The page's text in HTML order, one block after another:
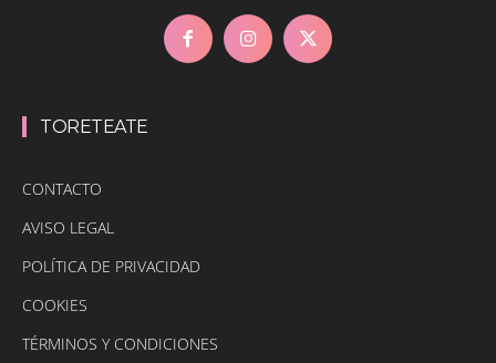
TORETEATE
CONTACTO
AVISO LEGAL
POLÍTICA DE PRIVACIDAD
COOKIES
TÉRMINOS Y CONDICIONES